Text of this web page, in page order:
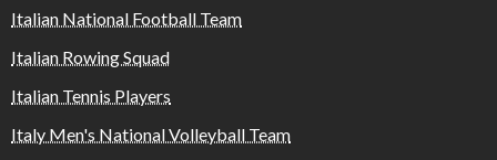
Italian National Football Team
Italian Rowing Squad
Italian Tennis Players
Italy Men's National Volleyball Team